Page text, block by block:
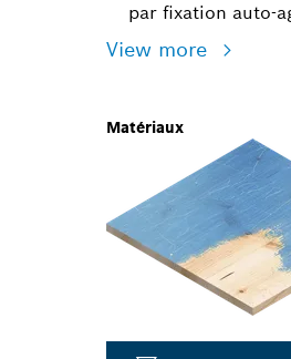
par fixation auto-
View more
Matériaux